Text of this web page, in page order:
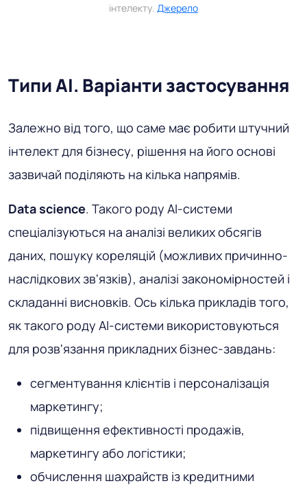
інтелекту. Джерело
Типи AI. Варіанти застосування
Залежно від того, що саме має робити штучний
інтелект для бізнесу, рішення на його основі
зазвичай поділяють на кілька напрямів.
Data science. Такого роду AI-системи
спеціалізуються на аналізі великих обсягів
даних, пошуку кореляцій (можливих причинно-
наслідкових зв'язків), аналізі закономірностей і
складанні висновків. Ось кілька прикладів того,
як такого роду AI-системи використовуються
для розв'язання прикладних бізнес-завдань:
сегментування клієнтів і персоналізація
маркетингу;
підвищення ефективності продажів,
маркетингу або логістики;
обчислення шахрайств із кредитними